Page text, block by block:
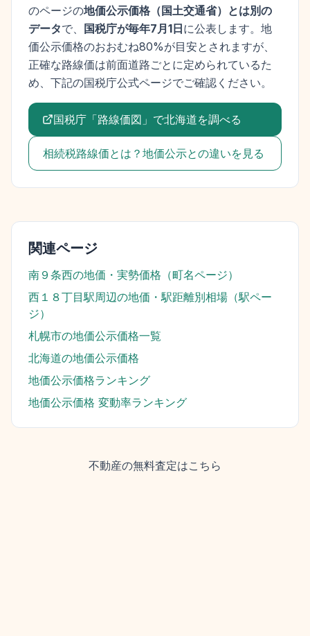
のページの地価公示価格 （ 国土交通省）とは別の
データで、 国税庁が毎年7月1日に公表します。 地
価公示価格のおおむね80%が目安とされますが、
正確な路線価は前面道路ごとに定められているた
め、下記の国税庁公式ページでご確認ください。
国税庁「路線価図」で北海道を調べる
相続税路線価とは？地価公示との違いを見る
関連ページ
南９条西の地価・実勢価格（町名ページ）
西１８丁目駅周辺の地価・駅距離別相場（駅ペー
ジ）
札幌市の地価公示価格一覧
北海道の地価公示価格
地価公示価格ランキング
地価公示価格 変動率ランキング
不動産の無料査定はこちら